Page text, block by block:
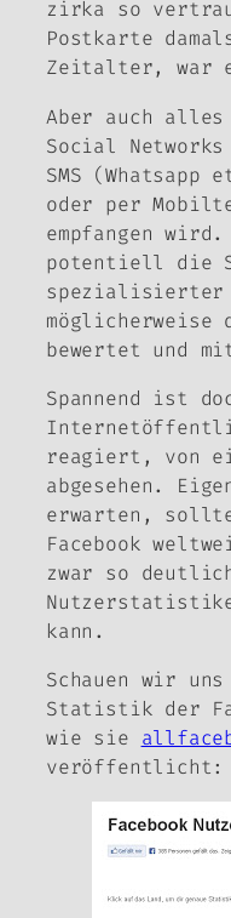
zirka so
Postkarte
Zeitalter, war
Aber auch
Social
SMS (Whatsapp
oder per
empfangen
potentiell die
spezialisierter
möglicherweise
bewertet und
Spannend ist
reagiert, von
abgesehen.
erwarten,
Facebook
zwar so
kann.
Schauen wir
Statistik der
wie sie
veröffentlicht: